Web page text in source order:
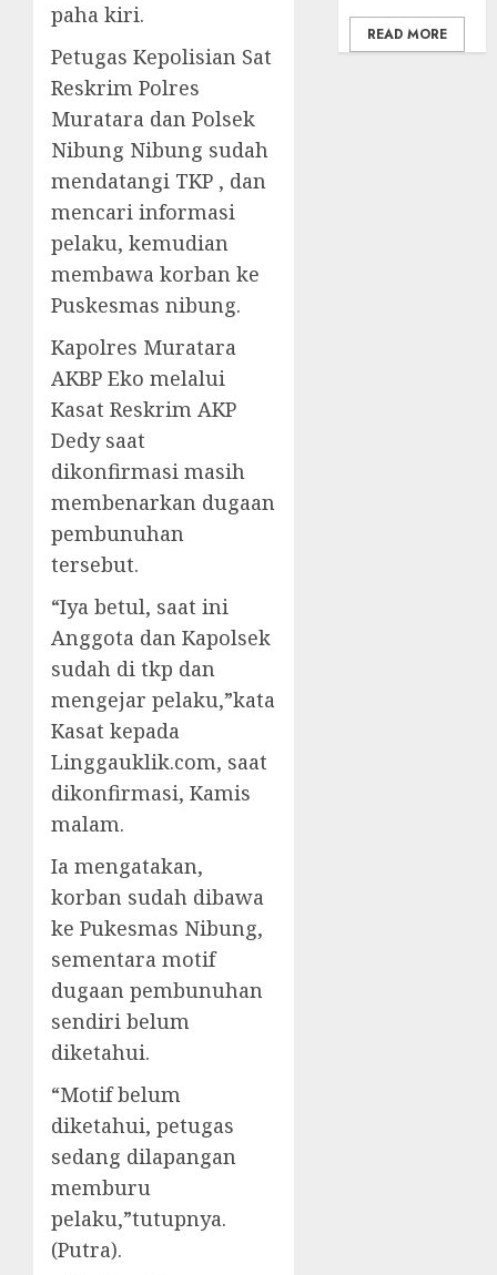
paha kiri.
Petugas Kepolisian Sat
Reskrim Polres
Muratara dan Polsek
Nibung Nibung sudah
mendatangi TKP , dan
mencari informasi
pelaku, kemudian
membawa korban ke
Puskesmas nibung.
Kapolres Muratara
AKBP Eko melalui
Kasat Reskrim AKP
Dedy saat
dikonfirmasi masih
membenarkan dugaan
pembunuhan
tersebut.
“Iya betul, saat ini
Anggota dan Kapolsek
sudah di tkp dan
mengejar pelaku,”kata
Kasat kepada
Linggauklik.com, saat
dikonfirmasi, Kamis
malam.
Ia mengatakan,
korban sudah dibawa
ke Pukesmas Nibung,
sementara motif
dugaan pembunuhan
sendiri belum
diketahui.
“Motif belum
diketahui, petugas
sedang dilapangan
memburu
pelaku,”tutupnya.
(Putra).
READ MORE